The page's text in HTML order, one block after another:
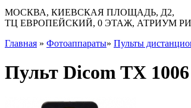
МОСКВА, КИЕВСКАЯ ПЛОЩАДЬ, Д2,
ТЦ ЕВРОПЕЙСКИЙ, 0 ЭТАЖ, АТРИУМ
Главная » Фотоаппараты» Пульты
Пульт Dicom TX